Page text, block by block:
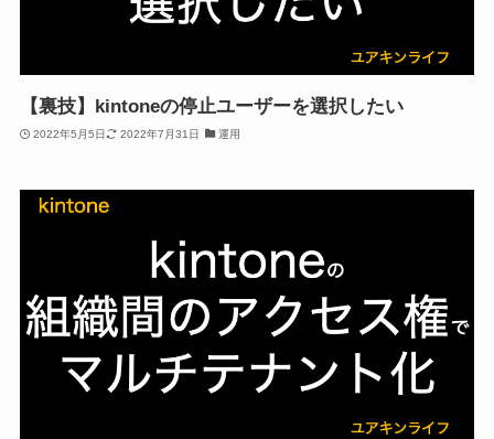
【裏技】kintoneの停止ユーザーを選択したい
2022年5月5日 2022年7月31日 運用